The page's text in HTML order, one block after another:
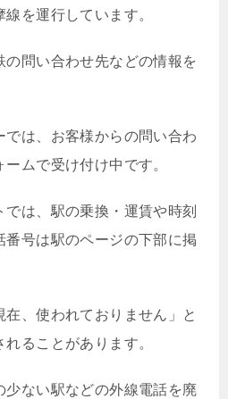
を運行しています。
の問い合わせ先などの情報を
は、お客様からの問い合わ
ムで受け付け中です。
は、駅の乗換・運賃や時刻
号は駅のページの下部に掲
、使われておりません」と
ることがあります。
少ない駅などの外線電話を廃